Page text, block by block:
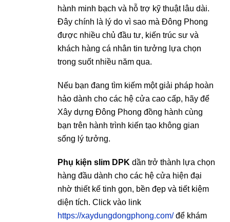
hành minh bạch và hỗ trợ kỹ thuật lâu dài.
Đây chính là lý do vì sao mà Đông Phong
được nhiều chủ đầu tư, kiến trúc sư và
khách hàng cá nhân tin tưởng lựa chọn
trong suốt nhiều năm qua.
Nếu bạn đang tìm kiếm một giải pháp hoàn
hảo dành cho các hệ cửa cao cấp, hãy để
Xây dựng Đông Phong đồng hành cùng
bạn trên hành trình kiến tạo không gian
sống lý tưởng.
Phụ kiện slim DPK dần trở thành lựa chọn
hàng đầu dành cho các hệ cửa hiện đại
nhờ thiết kế tinh gọn, bền đẹp và tiết kiệm
diện tích. Click vào link
https://xaydungdongphong.com/để khám